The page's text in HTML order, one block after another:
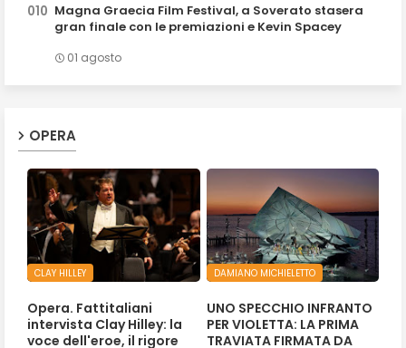
Magna Graecia Film Festival, a Soverato stasera
gran finale con le premiazioni e Kevin Spacey
01 agosto
OPERA
CLAY HILLEY
Opera. Fattitaliani
intervista Clay Hilley: la
voce dell'eroe, il rigore
DAMIANO MICHIELETTO
UNO SPECCHIO INFRANTO
PER VIOLETTA: LA PRIMA
TRAVIATA FIRMATA DA